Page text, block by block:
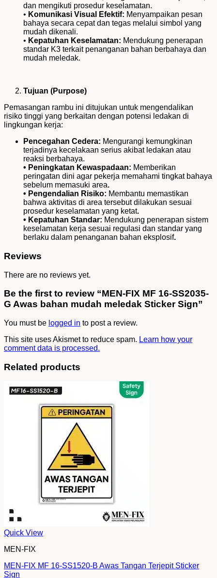
dan mengikuti prosedur keselamatan.
• Komunikasi Visual Efektif: Menyampaikan pesan
bahaya secara cepat dan tegas melalui simbol yang
mudah dikenali.
• Kepatuhan Keselamatan: Mendukung penerapan
standar K3 terkait penanganan bahan berbahaya dan
mudah meledak.
Tujuan (Purpose)
Pemasangan rambu ini ditujukan untuk mengendalikan
risiko tinggi yang berkaitan dengan potensi ledakan di
lingkungan kerja:
Pencegahan Cedera: Mengurangi kemungkinan
terjadinya kecelakaan serius akibat ledakan atau
reaksi berbahaya.
• Peningkatan Kewaspadaan: Memberikan
peringatan dini agar pekerja memahami tingkat bahaya
sebelum memasuki area.
• Pengendalian Risiko: Membantu memastikan
bahwa aktivitas di area tersebut dilakukan sesuai
prosedur keselamatan yang ketat.
• Kepatuhan Standar: Mendukung penerapan sistem
keselamatan kerja sesuai regulasi dan standar yang
berlaku dalam penanganan bahan eksplosif.
Reviews
There are no reviews yet.
Be the first to review “MEN-FIX MF 16-SS2035-
G Awas bahan mudah meledak Sticker Sign”
You must be logged in to post a review.
This site uses Akismet to reduce spam. Learn how your
comment data is processed.
Related products
Quick View
MEN-FIX
MEN-FIX MF 16-SS1520-B Awas Tangan Terjepit Sticker
Sign